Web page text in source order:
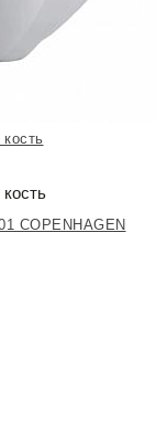
COPENHAGEN